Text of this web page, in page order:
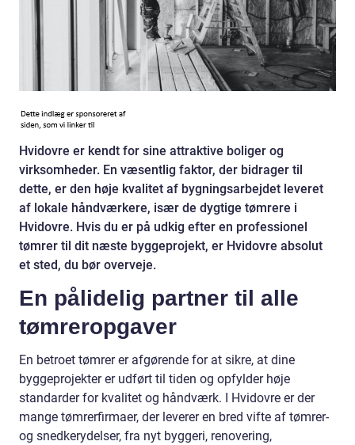
Hvidovre er kendt for sine attraktive boliger og
virksomheder. En væsentlig faktor, der bidrager til
dette, er den høje kvalitet af bygningsarbejdet leveret
af lokale håndværkere, især de dygtige tømrere i
Hvidovre. Hvis du er på udkig efter en professionel
tømrer til dit næste byggeprojekt, er Hvidovre absolut
et sted, du bør overveje.
En pålidelig partner til alle
tømreropgaver
En betroet tømrer er afgørende for at sikre, at dine
byggeprojekter er udført til tiden og opfylder høje
standarder for kvalitet og håndværk. I Hvidovre er der
mange tømrerfirmaer, der leverer en bred vifte af tømrer-
og snedkerydelser, fra nyt byggeri, renovering,